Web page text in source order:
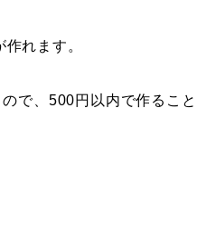
れます。
で、500円以内で作ること